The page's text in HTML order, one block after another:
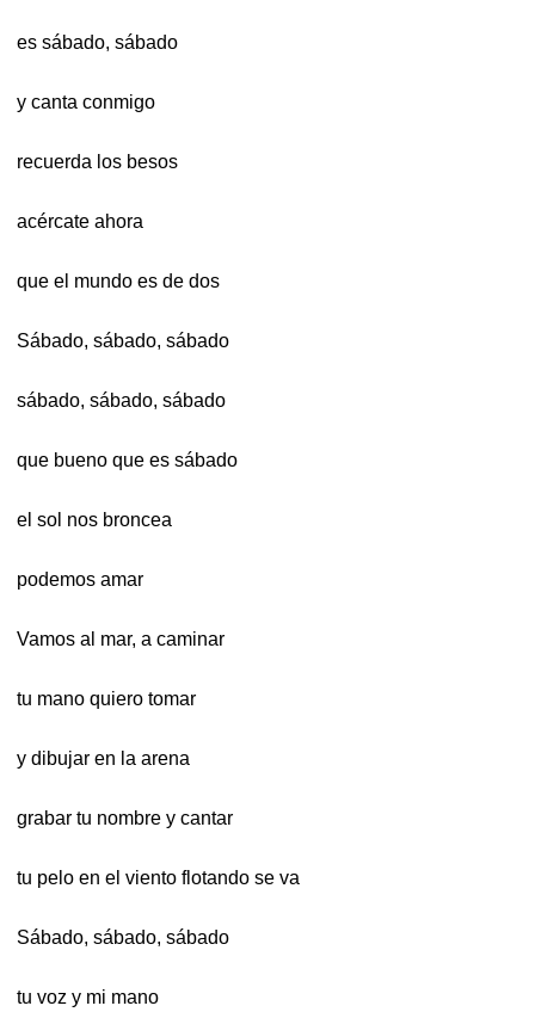
es sábado, sábado
y canta conmigo
recuerda los besos
acércate ahora
que el mundo es de dos
Sábado, sábado, sábado
sábado, sábado, sábado
que bueno que es sábado
el sol nos broncea
podemos amar
Vamos al mar, a caminar
tu mano quiero tomar
y dibujar en la arena
grabar tu nombre y cantar
tu pelo en el viento flotando se va
Sábado, sábado, sábado
tu voz y mi mano